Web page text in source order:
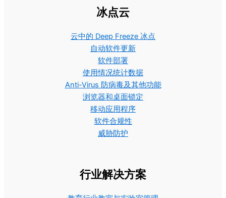
冰点云
云中的 Deep Freeze 冰点
自动软件更新
软件部署
使用情况统计数据
Anti-Virus 防病毒及其他功能
浏览器和桌面锁定
移动应用程序
软件合规性
威胁防护
行业解决方案